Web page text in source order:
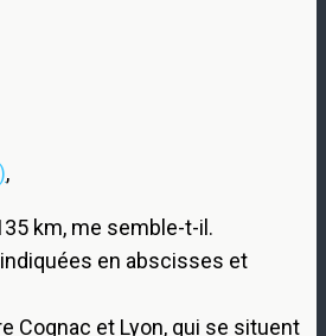
,
km, me semble-t-il.
en abscisses et
Cognac et Lyon, qui se situent